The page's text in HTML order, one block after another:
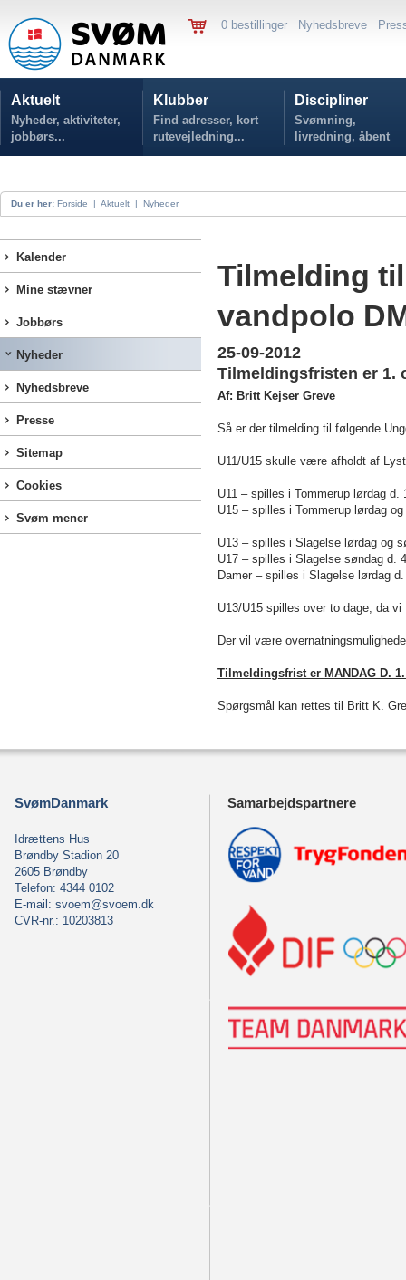
0 bestillinger Nyhedsbreve
Aktuelt
Nyheder, aktiviteter,
jobbørs...
Klubber
Find adresser, kort
rutevejledning...
Discipliner
Svømning,
livredning, åbent
vand...
Du er her: Forside | Aktuelt | Nyheder
Kalender
Mine stævner
Jobbørs
Nyheder
Nyhedsbreve
Presse
Sitemap
Cookies
Svøm mener
Tilmelding
vandpolo
25-09-2012
Tilmeldingsfristen er 1.
Af: Britt Kejser Greve
Så er der tilmelding til følgende
U11/U15 skulle være afholdt af
U11 – spilles i Tommerup lørdag d.
U15 – spilles i Tommerup lørdag
U13 – spilles i Slagelse lørdag og
U17 – spilles i Slagelse søndag d.
Damer – spilles i Slagelse lørdag
U13/U15 spilles over to dage, da
Der vil være
Tilmeldingsfrist er MANDAG D.
Spørgsmål kan rettes til Britt K.
SvømDanmark
Idrættens Hus
Brøndby Stadion 20
2605 Brøndby
Telefon: 4344 0102
E-mail: svoem@svoem.dk
CVR-nr.: 10203813
Samarbejdspartnere